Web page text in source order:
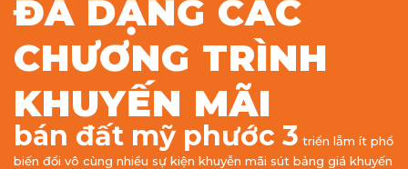
ĐA DẠNG CÁC
CHƯƠNG TRÌNH
KHUYẾN MÃI
bán đất mỹ phước 3 triển lẵm ít phổ
biến đổi vô cùng nhiều sự kiện khuyễn mãi sút bảng giá khuyến